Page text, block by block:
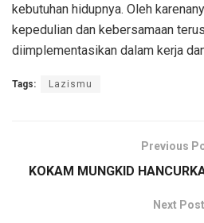
kebutuhan hidupnya. Oleh
kepedulian dan kebersamaan
diimplementasikan dalam kerja
Tags: Lazismu
Previous
KOKAM MUNGKID
Next Post